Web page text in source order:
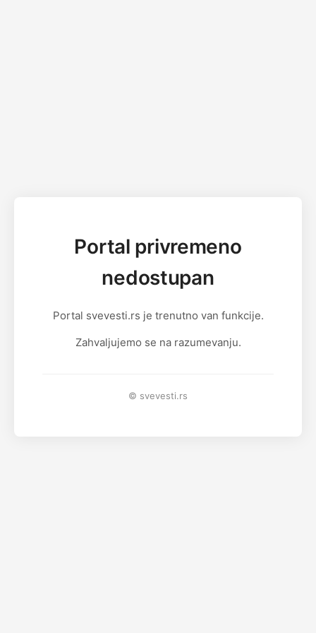
Portal privremeno
nedostupan
Portal svevesti.rs je trenutno van funkcije.
Zahvaljujemo se na razumevanju.
© svevesti.rs